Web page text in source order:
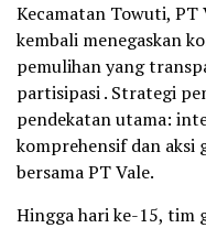
Kecamatan Towuti, PT
kembali menegaskan
pemulihan yang
partisipasi . Strategi
pendekatan utama:
komprehensif dan aksi
bersama PT Vale.
Hingga hari ke-15, tim